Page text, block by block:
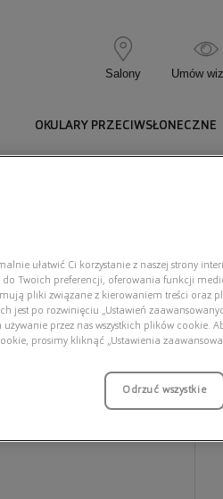
Salony Umów
OKULARY PRZECIWSŁONECZNE
ułatwić Ci korzystanie z naszej strony
Twoich preferencji, oferowania funkcji
pliki związane z kierowaniem treści oraz
jest po rozwinięciu „Ustawień
używanie przez nas wszystkich plików cookie.
prosimy kliknąć „Ustawienia
Odrzuć wszystkie